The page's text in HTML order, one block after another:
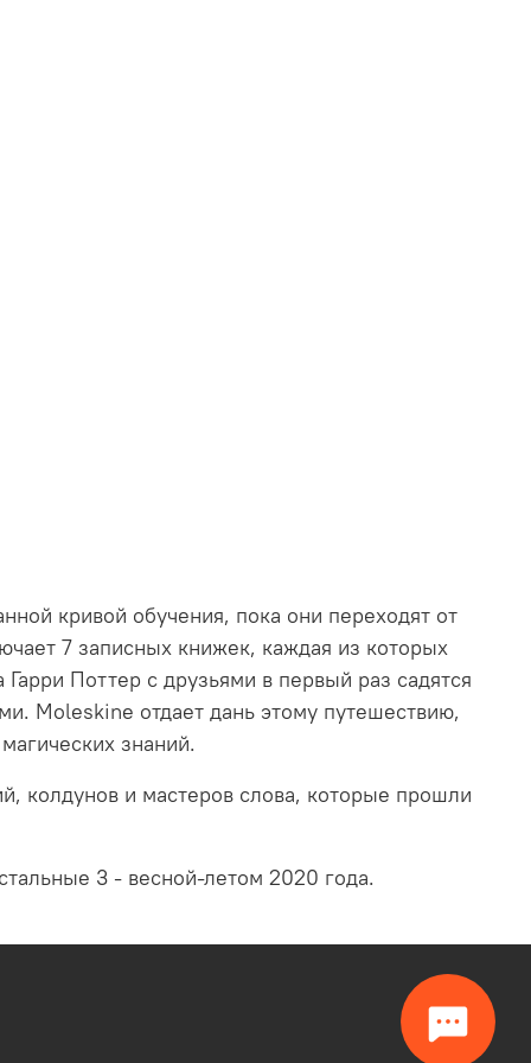
кривой обучения, пока они переходят от
7 записных книжек, каждая из которых
Поттер с друзьями в первый раз садятся
Moleskine отдает дань этому путешествию,
знаний.
колдунов и мастеров слова, которые прошли
3 - весной-летом 2020 года.